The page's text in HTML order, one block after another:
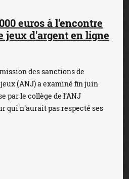
de parier
de dollars bat des
nationale des jeux